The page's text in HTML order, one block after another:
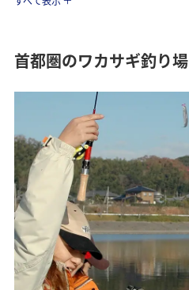
首都圏のワカサギ釣り場